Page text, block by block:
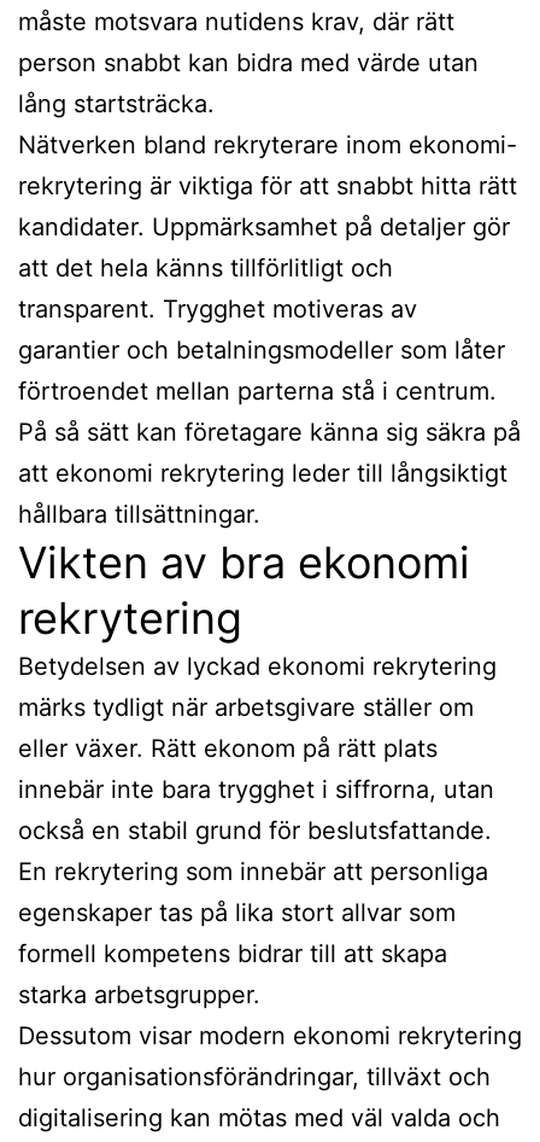
måste motsvara nutidens krav, där rätt
person snabbt kan bidra med värde utan
lång startsträcka.
Nätverken bland rekryterare inom ekonomi-
rekrytering är viktiga för att snabbt hitta rätt
kandidater. Uppmärksamhet på detaljer gör
att det hela känns tillförlitligt och
transparent. Trygghet motiveras av
garantier och betalningsmodeller som låter
förtroendet mellan parterna stå i centrum.
På så sätt kan företagare känna sig säkra på
att ekonomi rekrytering leder till långsiktigt
hållbara tillsättningar.
Vikten av bra ekonomi
rekrytering
Betydelsen av lyckad ekonomi rekrytering
märks tydligt när arbetsgivare ställer om
eller växer. Rätt ekonom på rätt plats
innebär inte bara trygghet i siffrorna, utan
också en stabil grund för beslutsfattande.
En rekrytering som innebär att personliga
egenskaper tas på lika stort allvar som
formell kompetens bidrar till att skapa
starka arbetsgrupper.
Dessutom visar modern ekonomi rekrytering
hur organisationsförändringar, tillväxt och
digitalisering kan mötas med väl valda och